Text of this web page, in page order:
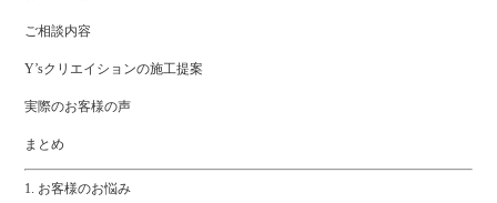
ご相談内容
Y’sクリエイションの施工提案
実際のお客様の声
まとめ
1. お客様のお悩み